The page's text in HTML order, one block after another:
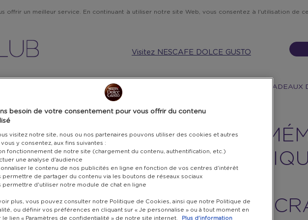
offrir un meilleur service. En continuant à utiliser notre site Web, vous consentez à l'utilisation de
Visitez NESCAFE DOLCE GUSTO
CUISINE CADEAUX
PINCES
(4PC) −
besoin de votre consentement pour vous offrir du contenu
visitez notre site, nous ou nos partenaires pouvons utiliser des cookies et autres
y consentez, aux fins suivantes :
fonctionnement de notre site (chargement du contenu, authentification, etc.)
une analyse d'audience
le contenu de nos publicités en ligne en fonction de vos centres d'intérêt
permettre de partager du contenu via les boutons de réseaux sociaux
permettre d'utiliser notre module de chat en ligne
plus, vous pouvez consulter notre Politique de Cookies, ainsi que notre Politique de
ou définir vos préférences en cliquant sur « Je personnalise » ou à tout moment en
le lien « Paramètres de confidentialité » de notre site internet.
Plus d'information